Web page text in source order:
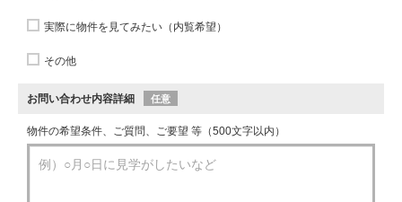
実際に物件を見てみたい（内覧希望）
その他
お問い合わせ内容詳細 任意
物件の希望条件、ご質問、ご要望 等（500文字以内）